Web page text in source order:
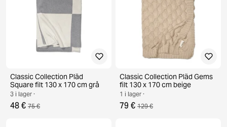
Classic Collection Pläd
Square filt 130 x 170 cm grå
3 i lager ·
48 € 75 €
Classic Collection Pläd Gems
filt 130 x 170 cm beige
1 i lager ·
79 € 129 €